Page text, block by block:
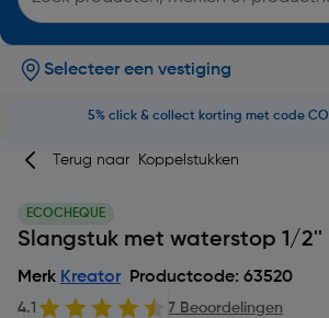
Selecteer een vestiging
5% click & collect korting met code
Terug naar Koppelstukken
ECOCHEQUE
Slangstuk met waterstop 1/2''
Merk Kreator Productcode: 63520
4.1 7 Beoordelingen